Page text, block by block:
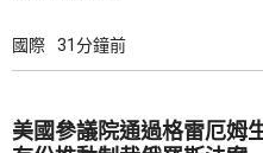
國際 31分鐘前
美國參議院通過格雷厄姆